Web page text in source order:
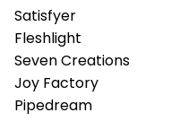
Satisfyer
Fleshlight
Seven Creations
Joy Factory
Pipedream